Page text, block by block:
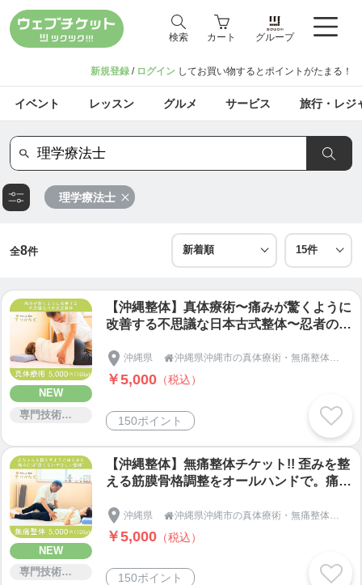
検索 カート グループ
新規登録 / ログイン してお買い物するとポイントがたまる！
イベント レッスン グルメ サービス 旅行・レジ
理学療法士
全8件
NEW
専門技術サービス
【沖縄整体】真体療術〜痛みが驚くように
改善する不思議な日本古式整体〜忍者の秘
さい。ギックリ腰・脊椎分離症・五十肩・
首の痛みを整えます。
沖縄県  沖縄県沖縄市の真体療術・無痛整体専門「やさしい整体さりげなく」
￥5,000 （税込）
150ポイント
NEW
専門技術サービス
【沖縄整体】無痛整体チケット!! 歪みを整
える筋膜骨格調整をオールハンドで。痛み
を中心にバランスを整え腰痛・五十肩など
が回復。筋肉が緩み痛みが緩和。嘘のよう
沖縄県 
￥5,000 （税込）
150ポイント